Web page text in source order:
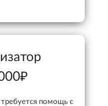
помощь с